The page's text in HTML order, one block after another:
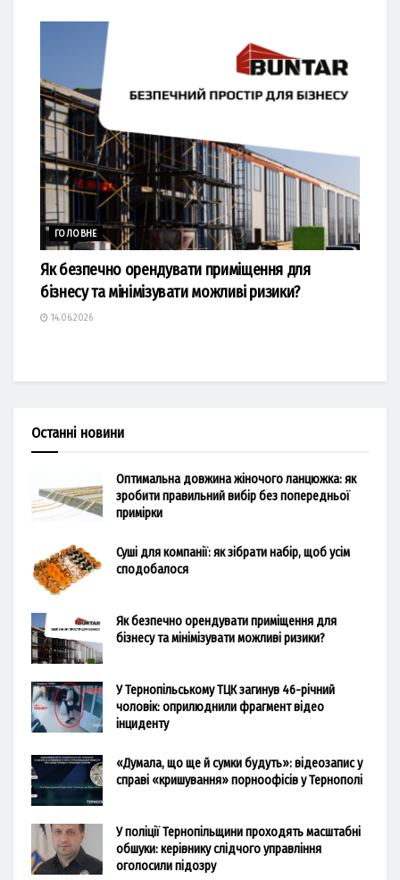
ГОЛОВНЕ
Як безпечно орендувати приміщення для
бізнесу та мінімізувати можливі ризики?
14.06.2026
Останні новини
Оптимальна довжина жіночого ланцюжка: як
зробити правильний вибір без попередньої
примірки
Суші для компанії: як зібрати набір, щоб усім
сподобалося
Як безпечно орендувати приміщення для
бізнесу та мінімізувати можливі ризики?
У Тернопільському ТЦК загинув 46-річний
чоловік: оприлюднили фрагмент відео
інциденту
«Думала, що ще й сумки будуть»: відеозапис у
справі «кришування» порноофісів у Тернополі
У поліції Тернопільщини проходять масштабні
обшуки: керівнику слідчого управління
оголосили підозру